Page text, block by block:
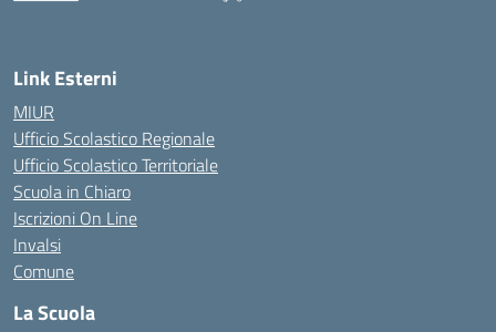
Link Esterni
MIUR
Ufficio Scolastico Regionale
Ufficio Scolastico Territoriale
Scuola in Chiaro
Iscrizioni On Line
Invalsi
Comune
La Scuola